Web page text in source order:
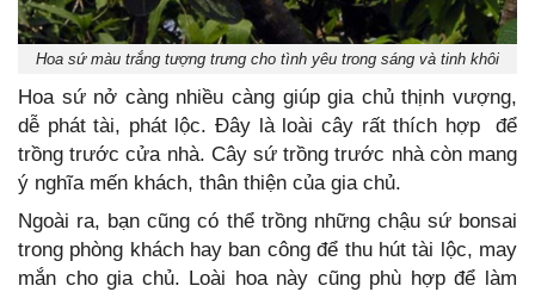
Hoa sứ màu trắng tượng trưng cho tình yêu trong sáng và tinh khôi
Hoa sứ nở càng nhiều càng giúp gia chủ thịnh vượng,
dễ phát tài, phát lộc. Đây là loài cây rất thích hợp để
trồng trước cửa nhà. Cây sứ trồng trước nhà còn mang
ý nghĩa mến khách, thân thiện của gia chủ.
Ngoài ra, bạn cũng có thể trồng những chậu sứ bonsai
trong phòng khách hay ban công để thu hút tài lộc, may
mắn cho gia chủ. Loài hoa này cũng phù hợp để làm